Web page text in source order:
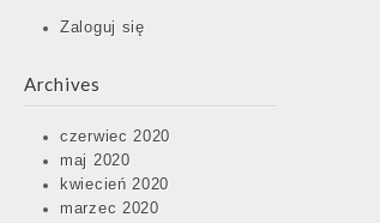
Zaloguj się
Archives
czerwiec 2020
maj 2020
kwiecień 2020
marzec 2020